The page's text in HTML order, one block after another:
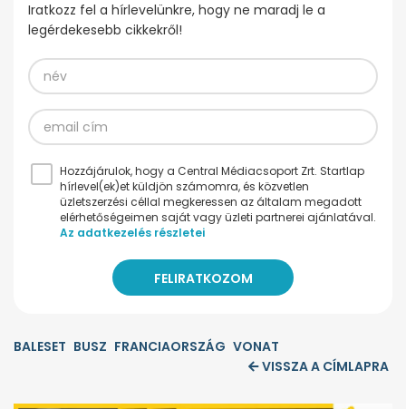
Iratkozz fel a hírlevelünkre, hogy ne maradj le a
legérdekesebb cikkekről!
Hozzájárulok, hogy a Central Médiacsoport Zrt. Startlap
hírlevel(ek)et küldjön számomra, és közvetlen
üzletszerzési céllal megkeressen az általam megadott
elérhetőségeimen saját vagy üzleti partnerei ajánlatával.
Az adatkezelés részletei
BALESET BUSZ FRANCIAORSZÁG VONAT
VISSZA A CÍMLAPRA